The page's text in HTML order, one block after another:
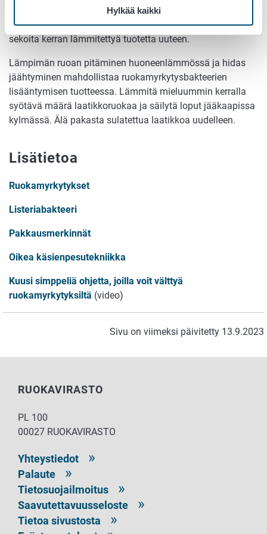
Hylkää kaikki
laatikot kunnolla kuumaksi yli +60 asteen lämpötilaan. Älä
kuumenna ja jäähdytä laatikoita useita kertoja äläkä
sekoita kerran lämmitettyä tuotetta uuteen.
Lämpimän ruoan pitäminen huoneenlämmössä ja hidas
jäähtyminen mahdollistaa ruokamyrkytysbakteerien
lisääntymisen tuotteessa. Lämmitä mieluummin kerralla
syötävä määrä laatikkoruokaa ja säilytä loput jääkaapissa
kylmässä. Älä pakasta sulatettua laatikkoa uudelleen.
Lisätietoa
Ruokamyrkytykset
Listeriabakteeri
Pakkausmerkinnät
Oikea käsienpesutekniikka
Kuusi simppeliä ohjetta, joilla voit välttyä
ruokamyrkytyksiltä (video)
Sivu on viimeksi päivitetty 13.9.2023
RUOKAVIRASTO
PL 100
00027 RUOKAVIRASTO
Yhteystiedot
Palaute
Tietosuojailmoitus
Saavutettavuusseloste
Tietoa sivustosta